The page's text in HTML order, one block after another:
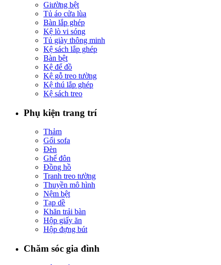
Giường bệt
Tủ áo cửa lùa
Bàn lắp ghép
Kệ lò vi sóng
Tủ giày thông minh
Kệ sách lắp ghép
Bàn bệt
Kệ để đồ
Kệ gỗ treo tường
Kệ thú lắp ghép
Kệ sách treo
Phụ kiện trang trí
Thảm
Gối sofa
Đèn
Ghế đôn
Đồng hồ
Tranh treo tường
Thuyền mô hình
Nệm bệt
Tạp dề
Khăn trải bàn
Hộp giấy ăn
Hộp đựng bút
Chăm sóc gia đình